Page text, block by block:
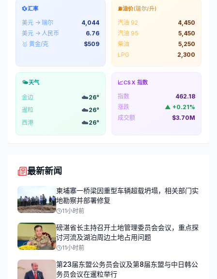
💱汇率
美元 → 瑞尔
4,044
美元 → 人民币
6.76
🥇 黄金/克
$509
⛽油价(瑞尔/升)
汽油 92
4,450
汽油 95
5,450
柴油
5,250
LPG
2,300
🌤️天气
金边 ☁️26°
暹粒
☁️26°
西港
☁️26°
📈CSX 指数
指数
462.18
涨跌
▲ +0.21%
成交额
$3.70M
最新新闻
柬埔寨一桥梁因重型车辆超载坍塌，相关部门实
地勘察并部署修复
11小时前
磅湛省长主持召开土地管理委员会会议，重点探
讨河流及湖泊周边土地占用问题
11小时前
第23届东盟公务员会议及第8届东盟与中日韩公
务员会议在暹粒举行